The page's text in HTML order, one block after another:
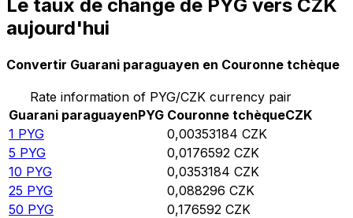
Le taux de change de PYG vers CZK
aujourd'hui
Convertir Guarani paraguayen en Couronne tchèque
Rate information of PYG/CZK currency pair
Guarani paraguayenPYG Couronne tchèqueCZK
1 PYG 0,00353184 CZK
5 PYG 0,0176592 CZK
10 PYG 0,0353184 CZK
25 PYG 0,088296 CZK
50 PYG 0,176592 CZK